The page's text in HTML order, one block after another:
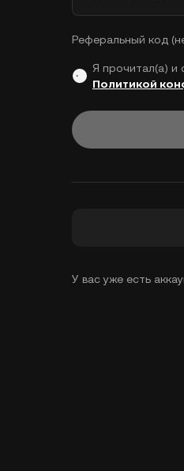
Реферальный код
Я прочитал(а) и
Политикой
У вас уже есть